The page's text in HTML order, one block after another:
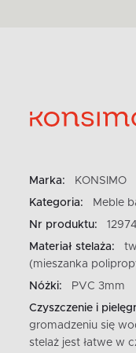
Marka:
KONSIMO
Kategoria:
Meble
Nr produktu:
Materiał stelaża:
(mieszanka
Nóżki:
PVC 3mm
Czyszczenie i
gromadzeniu się
stelaż jest łatwe w